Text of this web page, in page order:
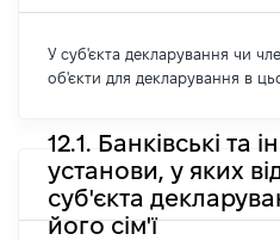
У суб'єкта декларування чи
об'єкти для декларування в
12.1. Банківські та
установи, у яких
суб'єкта
його сім'ї